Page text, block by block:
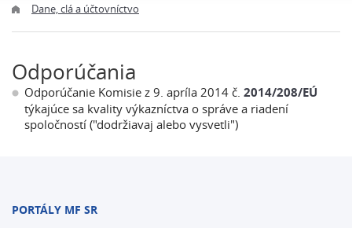
Dane, clá a účtovníctvo
Odporúčania
Odporúčanie Komisie z 9. apríla 2014 č. 2014/208/EÚ
týkajúce sa kvality výkazníctva o správe a riadení
spoločností ("dodržiavaj alebo vysvetli")
PORTÁLY MF SR